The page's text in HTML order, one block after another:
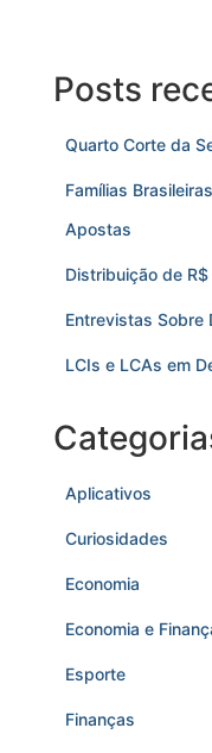
Posts
Quarto Corte da
Famílias
Apostas
Distribuição de
Entrevistas Sobre
LCIs e LCAs em
Aplicativos
Curiosidades
Economia
Economia e
Esporte
Finanças